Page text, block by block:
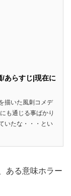
/あらすじ|現在に
描いた風刺コメデ
も通じる事ばかり
いたな・・・とい
ある意味ホラー